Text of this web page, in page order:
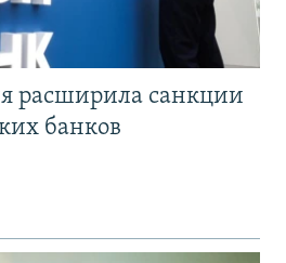
расширила санкции
банков